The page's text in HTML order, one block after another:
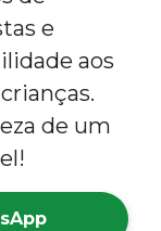
e
aos
de um